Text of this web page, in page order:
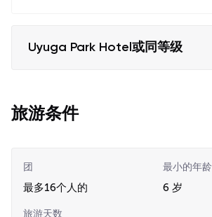
Uyuga Park Hotel或同等级
旅游条件
团
最多16个人的
最小的年龄
6 岁
旅游天数